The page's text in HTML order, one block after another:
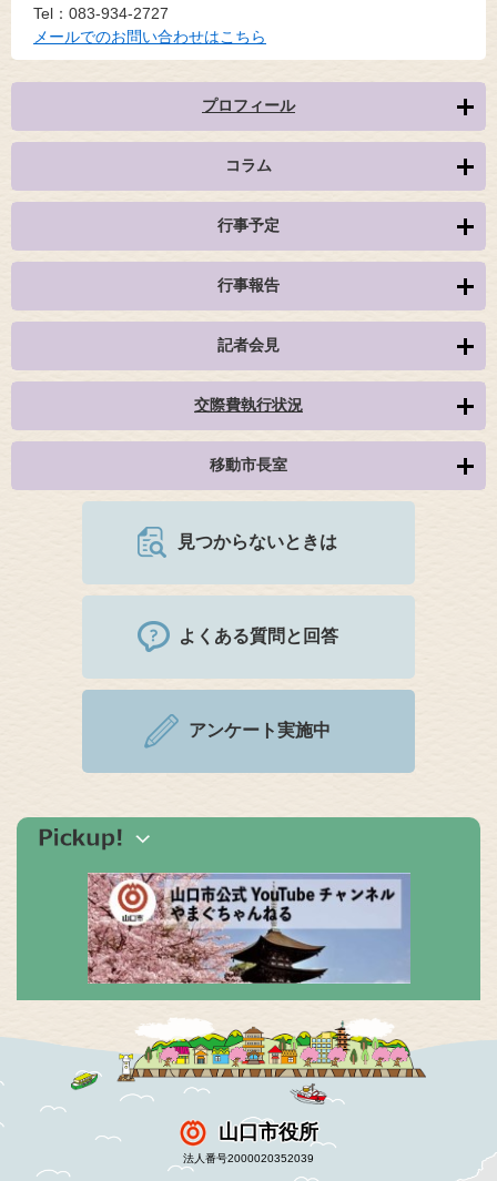
Tel：083-934-2727
メールでのお問い合わせはこちら
プロフィール
コラム
行事予定
行事報告
記者会見
交際費執行状況
移動市長室
見つからないときは
よくある質問と回答
アンケート実施中
山口市役所
法人番号2000020352039